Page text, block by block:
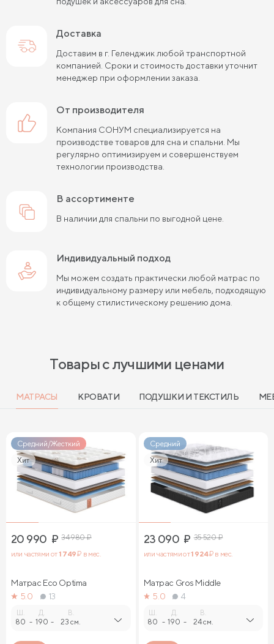
Доставка
Доставим в г. Геленджик любой транспортной
компанией. Сроки и стоимость доставки уточнит
менеджер при оформлении заказа.
от производителя
Компания СОНУМ специализируется на
производстве товаров для сна и спальни. Мы
регулярно оптимизируем и совершенствуем
технологии производства.
в ассортименте
В наличии для спальни по выгодной цене.
Индивидуальный подход
Мы можем создать практически любой матрас по
индивидуальному размеру или мебель, подходящую
к общему стилистическому решению дома.
Товары с лучшими ценами
МАТРАСЫ КРОВАТИ ПОДУШКИ И ТЕКСТИЛЬ
Средний/Жесткий
Хит
20 990 ₽ 34 980₽
или частями от1 749₽ в мес.
Матрас Eco Optima
5.0
13
80 -
Д.
190 -
В.
23 см.
Средний
Хит
23 090 ₽ 35 520₽
или частями от1 924₽ в мес.
Матрас Gros Middle
5.0
4
80 -
Д.
190 -
В.
24 см.